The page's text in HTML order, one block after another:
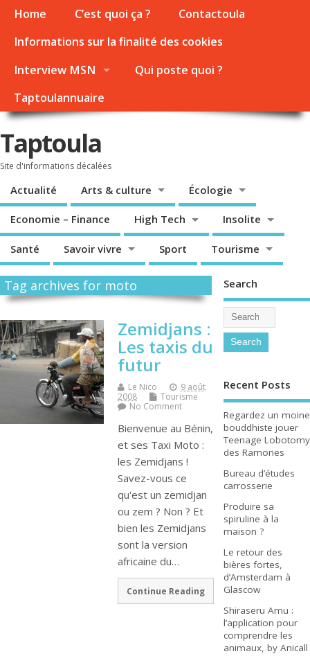
Home C’est quoi ça ?
Contactoula
Informations sur la finalité des cookies
Interview MSN
Qui poste quoi ?
Taptoulannuaire
Taptoula
Site d'informations décalées
Actualité Arts & culture Écologie
Economie – Finance High Tech Insolite
Santé Savoir vivre Sport Tourisme
Tag archives for moto
Zemidjans :
Les taxis du
futur
Le Nico
9 août
2008
Tourisme
No Comment
Bienvenue au Bénin,
et ses Taxi Moto :
les Zemidjans !
Savez-vous ce
qu'est un zemidjan
ou zem ? Non ? Et
bien les Zemidjans
sont la version
africaine du…
Continue Reading
Search
Recent Posts
Regardez un moine
bouddhiste jouer
Teenage Lobotomy
des Ramones
Bureau d’études
carrosserie
Produire sa
spiruline à la
maison ?
Le retour des
bières fortes,
d’Amsterdam à
Glascow
Shiraseru Amu :
l’application pour
comprendre les
animaux, by Anicall